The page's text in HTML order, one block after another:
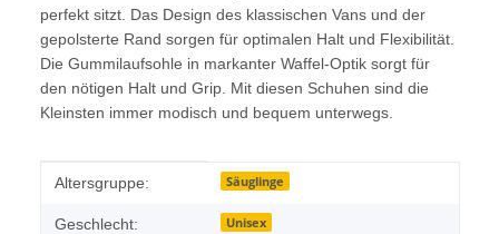
perfekt sitzt. Das Design des klassischen Vans und der
gepolsterte Rand sorgen für optimalen Halt und Flexibilität.
Die Gummilaufsohle in markanter Waffel-Optik sorgt für
den nötigen Halt und Grip. Mit diesen Schuhen sind die
Kleinsten immer modisch und bequem unterwegs.
Produkteigenschaft
Wert
Altersgruppe: Säuglinge
Geschlecht: Unisex